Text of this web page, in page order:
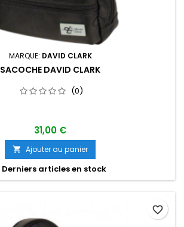
MARQUE: DAVID CLARK
SACOCHE DAVID CLARK
(0)
31,00 €
 Ajouter au panier
Derniers articles en stock
favorite_border